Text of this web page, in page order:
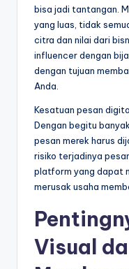
bisa jadi tantangan.
yang luas, tidak
citra dan nilai dari
influencer dengan
dengan tujuan
Anda.
Kesatuan pesan
Dengan begitu
pesan merek harus
risiko terjadinya
platform yang dapat
merusak usaha
Visual